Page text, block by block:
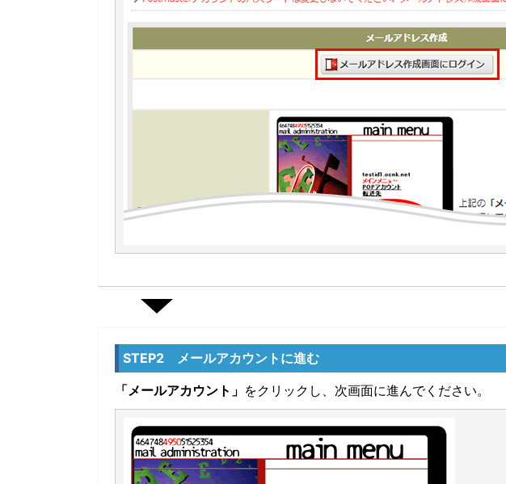
STEP2 メールアカウントに進む
「メールアカウント」 をクリックし、次画面に進んでください。